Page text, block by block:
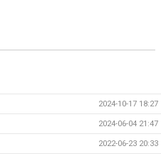
2024-10-17 18:27
2024-06-04 21:47
2022-06-23 20:33